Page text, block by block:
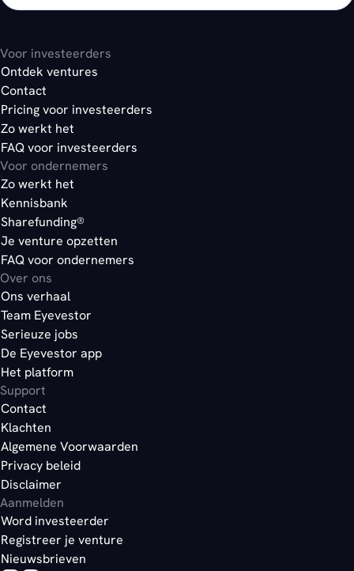
Voor investeerders
Ontdek ventures
Contact
Pricing voor investeerders
Zo werkt het
FAQ voor investeerders
Voor ondernemers
Zo werkt het
Kennisbank
Sharefunding®
Je venture opzetten
FAQ voor ondernemers
Over ons
Ons verhaal
Team Eyevestor
Serieuze jobs
De Eyevestor app
Het platform
Support
Contact
Klachten
Algemene Voorwaarden
Privacy beleid
Disclaimer
Aanmelden
Word investeerder
Registreer je venture
Nieuwsbrieven